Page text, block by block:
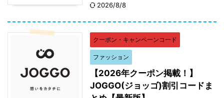
2026/8/8
クーポン・キャンペーンコード
ファッション
【2026年クーポン掲載！】
JOGGO(ジョッゴ)割引コードま